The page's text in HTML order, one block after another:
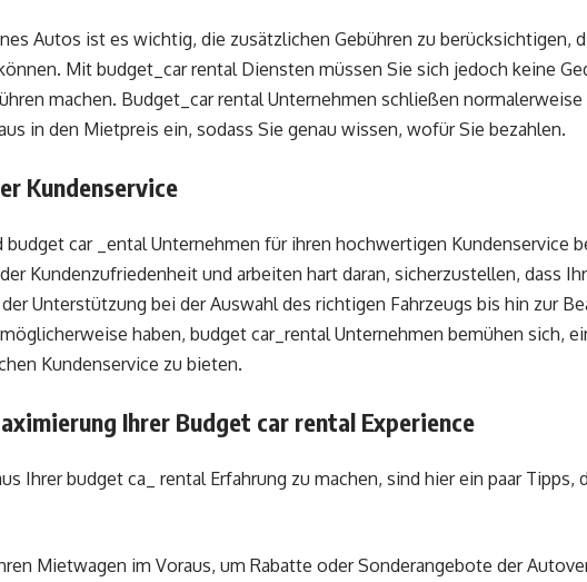
Autos ist es wichtig, die zusätzlichen Gebühren zu berücksichtigen,
Mit budget_car rental Diensten müssen Sie sich jedoch keine
machen. Budget_car rental Unternehmen schließen normalerweise
in den Mietpreis ein, sodass Sie genau wissen, wofür Sie bezahlen.
Kundenservice
budget car _ental Unternehmen für ihren hochwertigen Kundenservice
Kundenzufriedenheit und arbeiten hart daran, sicherzustellen, dass
Unterstützung bei der Auswahl des richtigen Fahrzeugs bis hin zur
haben, budget car_rental Unternehmen bemühen sich,
Kundenservice zu bieten.
Ihrer Budget car rental Experience
Ihrer budget ca_ rental Erfahrung zu machen, sind hier ein paar Tipps,
Mietwagen im Voraus, um Rabatte oder Sonderangebote der